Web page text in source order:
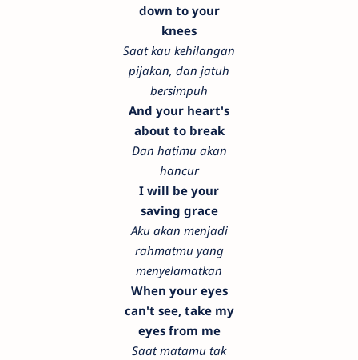
down to your
knees
Saat kau kehilangan
pijakan, dan jatuh
bersimpuh
And your heart's
about to break
Dan hatimu akan
hancur
I will be your
saving grace
Aku akan menjadi
rahmatmu yang
menyelamatkan
When your eyes
can't see, take my
eyes from me
Saat matamu tak